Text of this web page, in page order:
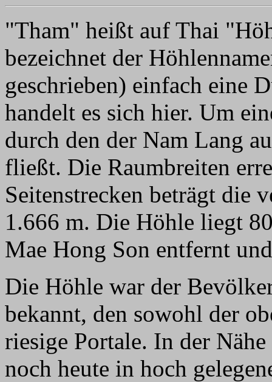
"Tham" heißt auf Thai
bezeichnet der
geschrieben) einfach eine
handelt es sich hier. Um
durch den der Nam Lang
fließt. Die Raumbreiten
Seitenstrecken beträgt die
1.666 m. Die Höhle liegt
Mae Hong Son entfernt
Die Höhle war der
bekannt, den sowohl der
riesige Portale. In der
noch heute in hoch